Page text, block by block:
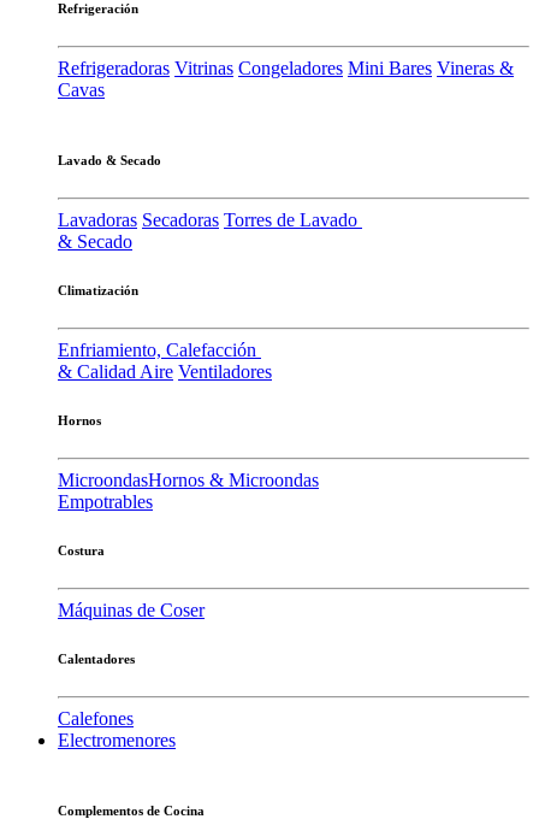
Refrigeración
Refrigeradoras Vitrinas Congeladores Mini Bares Vineras &
Cavas
Lavado & Secado
Lavadoras Secadoras Torres de Lavado
& Secado
Climatización
Enfriamiento, Calefacción
& Calidad Aire Ventiladores
Hornos
MicroondasHornos & Microondas
Empotrables
Costura
Máquinas de Coser
Calentadores
Calefones
Electromenores
Complementos de Cocina